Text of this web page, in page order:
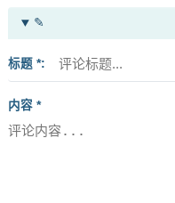
✎
标题 *
内容 *